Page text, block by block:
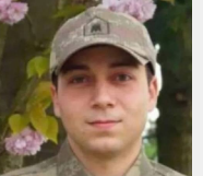
duyurdu....